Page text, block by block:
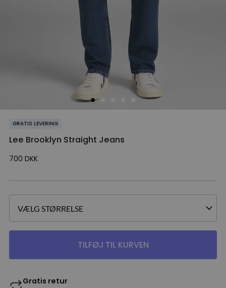
GRATIS LEVERING
Lee Brooklyn Straight Jeans
700 DKK
TILFØJ TIL KURVEN
Gratis retur